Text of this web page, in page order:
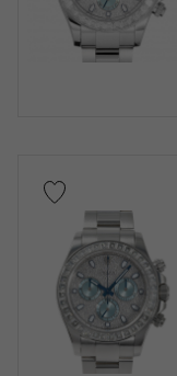
價錢